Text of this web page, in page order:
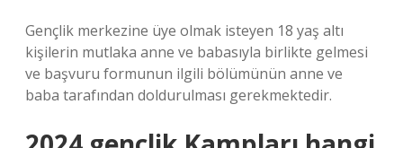
Gençlik merkezine üye olmak isteyen 18 yaş altı
kişilerin mutlaka anne ve babasıyla birlikte gelmesi
ve başvuru formunun ilgili bölümünün anne ve
baba tarafından doldurulması gerekmektedir.